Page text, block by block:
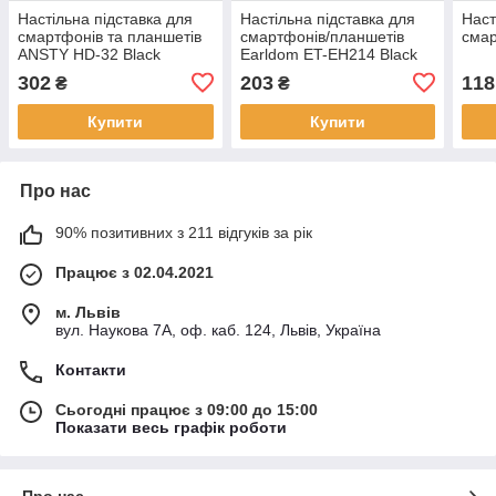
Настільна підставка для
смартфонів та планшетів
ANSTY HD-32 Black
302 ₴
Купити
Настільна підставка для
смартфонів/планшетів
Earldom ET-EH214 Black
203₴
Купити
118
Про нас
90% позитивних з 211 відгуків за рік
Працює з 02.04.2021
м. Львів
вул. Наукова 7А, оф. каб. 124, Львів, Україна
Контакти
Сьогодні працює з 09:00 до 15:00
Показати весь графік роботи